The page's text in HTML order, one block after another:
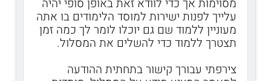
מסוימות אך כדי לוודא זאת באופן סופי יהיה
עלייך לפנות ישירות למוסד הלימודים בו אתה
מעוניין ללמוד שם גם יוכלו לומר לך כמה זמן
תצטרך ללמוד כדי להשלים את המסלול.
צירפתי עבורך קישור בתחתית ההודעה